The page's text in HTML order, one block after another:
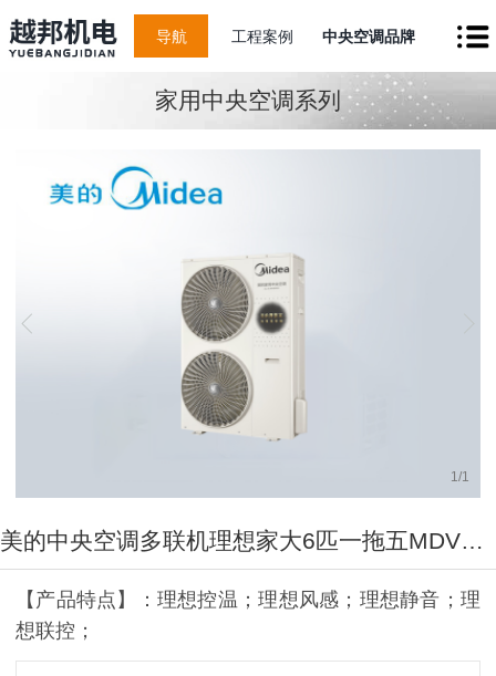
导航 工程案例 中央空调品牌
家用中央空调系列
1 /1
美的中央空调多联机理想家大6匹一拖五MDVH-V160W/N1-620LX(E1)
【产品特点】：理想控温；理想风感；理想静音；理
想联控；